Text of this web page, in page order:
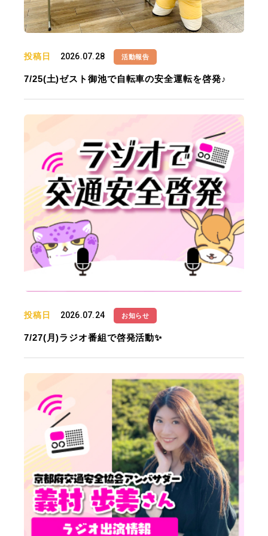
投稿日 2026.07.28 活動報告
7/25(土)ゼスト御池で自転車の安全運転を啓発♪
投稿日 2026.07.24 お知らせ
7/27(月)ラジオ番組で啓発活動✨